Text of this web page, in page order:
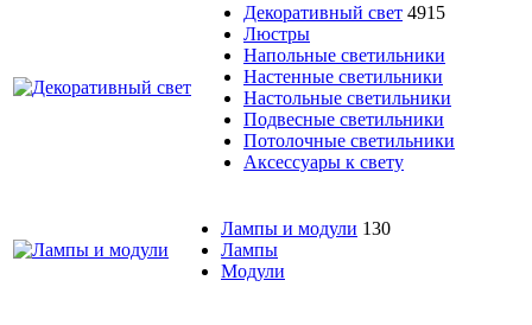
Декоративный свет 4915
Люстры
Напольные светильники
Настенные светильники
Настольные светильники
Подвесные светильники
Потолочные светильники
Аксессуары к свету
Лампы и модули 130
Лампы
Модули